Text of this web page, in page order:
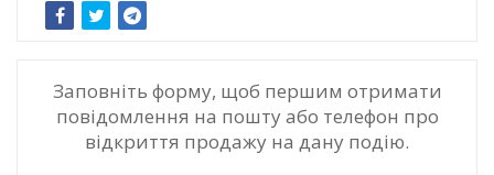
Заповніть форму, щоб першим отримати
повідомлення на пошту або телефон про
відкриття продажу на дану подію.